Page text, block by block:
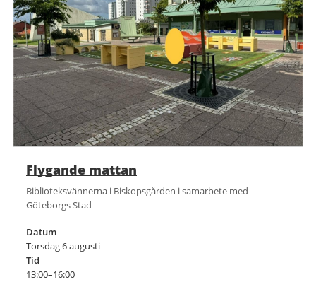
Flygande mattan
Biblioteksvännerna i Biskopsgården i samarbete med
Göteborgs Stad
Datum
Torsdag 6 augusti
Tid
13:00–16:00